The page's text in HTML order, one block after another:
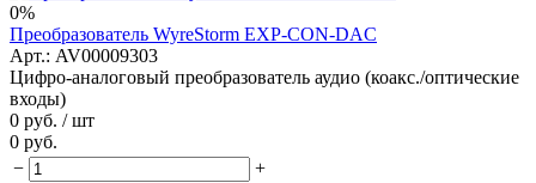
0%
Преобразователь WyreStorm EXP-CON-DAC
Арт.: AV00009303
Цифро-аналоговый преобразователь аудио (коакс./оптические
входы)
0 руб. / шт
0 руб.
−
+